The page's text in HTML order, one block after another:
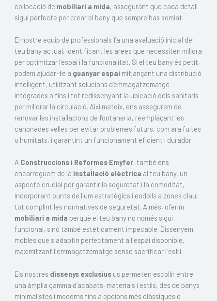
col·locació de mobiliari a mida, assegurant que cada detall
sigui perfecte per crear el bany que sempre has somiat.
El nostre equip de professionals fa una avaluació inicial del
teu bany actual, identificant les àrees que necessiten millora
per optimitzar l’espai i la funcionalitat. Si el teu bany és petit,
podem ajudar-te a guanyar espai mitjançant una distribució
intel·ligent, utilitzant solucions d’emmagatzematge
integrades o fins i tot redissenyant la ubicació dels sanitaris
per millorar la circulació. Així mateix, ens assegurem de
renovar les instal·lacions de fontaneria, reemplaçant les
canonades velles per evitar problemes futurs, com ara fuites
o humitats, i garantint un funcionament eficient i durador.
A Construccions i Reformes Emyfer, també ens
encarreguem de la instal·lació elèctrica al teu bany, un
aspecte crucial per garantir la seguretat i la comoditat,
incorporant punts de llum estratègics i endolls a zones clau,
tot complint les normatives de seguretat. A més, oferim
mobiliari a mida perquè el teu bany no només sigui
funcional, sinó també estèticament impecable. Dissenyem
mobles que s´adaptin perfectament a l´espai disponible,
maximitzant l´emmagatzematge sense sacrificar l´estil.
Els nostres dissenys exclusius us permeten escollir entre
una àmplia gamma d’acabats, materials i estils, des de banys
minimalistes i moderns fins a opcions més clàssiques o